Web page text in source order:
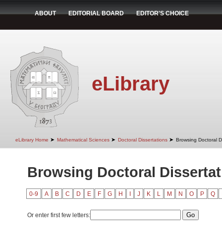
ABOUT EDITORIAL BOARD EDITOR'S CHOICE
eLibrary
eLibrary Home ➤ Mathematical Sciences ➤ Doctoral Dissertations ➤ Browsing Doctoral
Browsing Doctoral
0-9 A B C D E F G H J K L M N O P Q
Or enter first few letters: